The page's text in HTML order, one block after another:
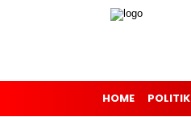
HOME POLITIK